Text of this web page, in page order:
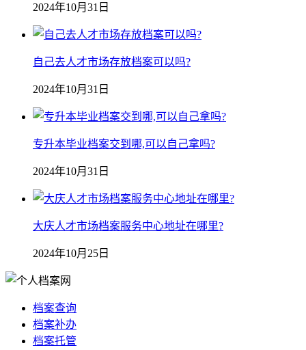
2024年10月31日
自己去人才市场存放档案可以吗?
2024年10月31日
专升本毕业档案交到哪,可以自己拿吗?
2024年10月31日
大庆人才市场档案服务中心地址在哪里?
2024年10月25日
档案查询
档案补办
档案托管